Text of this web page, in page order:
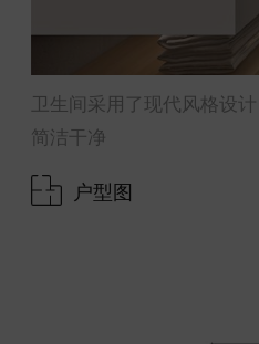
卫生间采用了现代风格设
简洁干净
户型图